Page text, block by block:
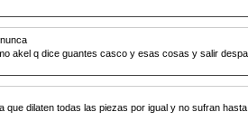
guantes casco y esas cosas y salir
dilaten todas las piezas por igual y no sufran